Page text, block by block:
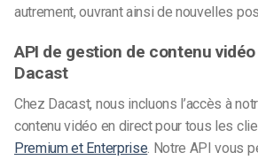
autrement, ouvrant ainsi de nouvelles
API de gestion de contenu
Dacast
Chez Dacast, nous incluons l’accès à
contenu vidéo en direct pour tous les
Premium et Enterprise . Notre API vous